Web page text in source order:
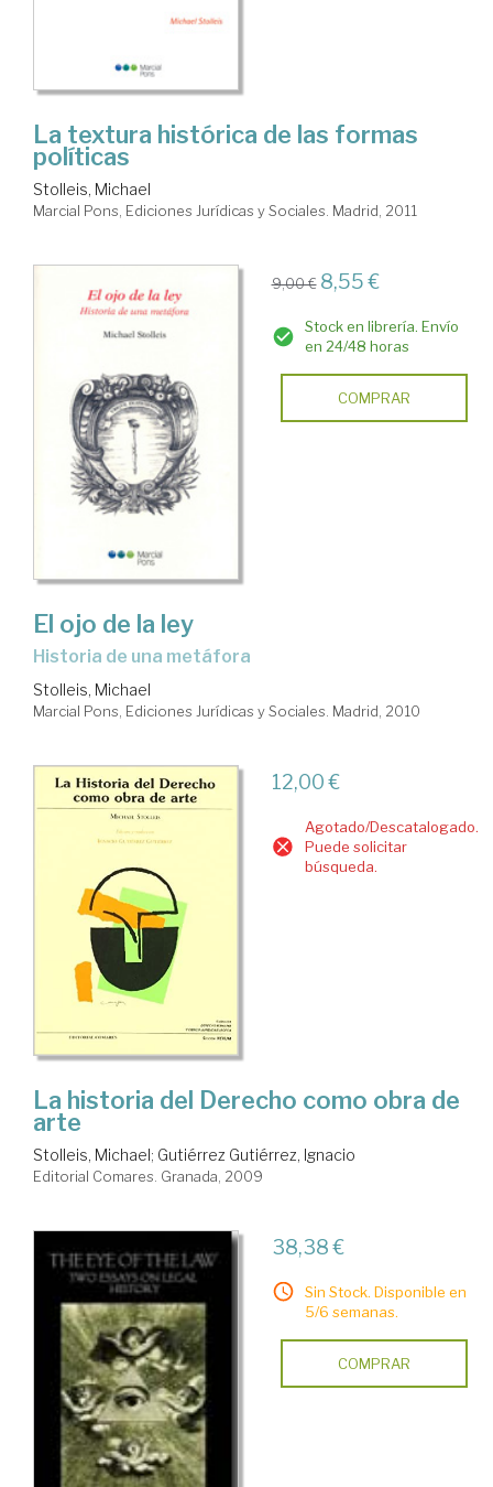
La textura histórica de las formas
políticas
Stolleis, Michael
Marcial Pons, Ediciones Jurídicas y Sociales. Madrid, 2011
9,00 € 8,55 €
Stock en librería. Envío
en 24/48 horas
COMPRAR
El ojo de la ley
Historia de una metáfora
Stolleis, Michael
Marcial Pons, Ediciones Jurídicas y Sociales. Madrid, 2010
12,00 €
Agotado/Descatalogado.
Puede solicitar
búsqueda.
La historia del Derecho como obra de
arte
Stolleis, Michael ; Gutiérrez Gutiérrez, Ignacio
Editorial Comares. Granada, 2009
38,38 €
Sin Stock. Disponible en
5/6 semanas.
COMPRAR